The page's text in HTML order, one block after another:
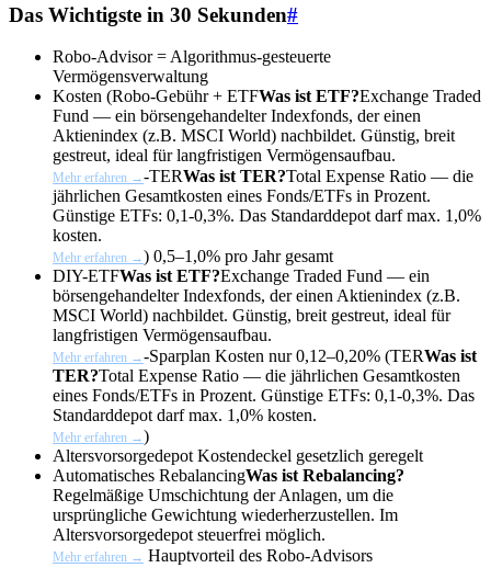
Das Wichtigste in 30 Sekunden#
Robo-Advisor = Algorithmus-gesteuerte
Vermögensverwaltung
Kosten (Robo-Gebühr + ETFWas ist ETF?Exchange Traded
Fund — ein börsengehandelter Indexfonds, der einen
Aktienindex (z.B. MSCI World) nachbildet. Günstig, breit
gestreut, ideal für langfristigen Vermögensaufbau.
Mehr erfahren →-TERWas ist TER?Total Expense Ratio — die
jährlichen Gesamtkosten eines Fonds/ETFs in Prozent.
Günstige ETFs: 0,1-0,3%. Das Standarddepot darf max. 1,0%
kosten.
Mehr erfahren →) 0,5–1,0% pro Jahr gesamt
DIY-ETFWas ist ETF?Exchange Traded Fund — ein
börsengehandelter Indexfonds, der einen Aktienindex (z.B.
MSCI World) nachbildet. Günstig, breit gestreut, ideal für
langfristigen Vermögensaufbau.
Mehr erfahren →-Sparplan Kosten nur 0,12–0,20% (TERWas ist
TER?Total Expense Ratio — die jährlichen Gesamtkosten
eines Fonds/ETFs in Prozent. Günstige ETFs: 0,1-0,3%. Das
Standarddepot darf max. 1,0% kosten.
Mehr erfahren →)
Altersvorsorgedepot Kostendeckel gesetzlich geregelt
Automatisches RebalancingWas ist Rebalancing?
Regelmäßige Umschichtung der Anlagen, um die
ursprüngliche Gewichtung wiederherzustellen. Im
Altersvorsorgedepot steuerfrei möglich.
Mehr erfahren → Hauptvorteil des Robo-Advisors